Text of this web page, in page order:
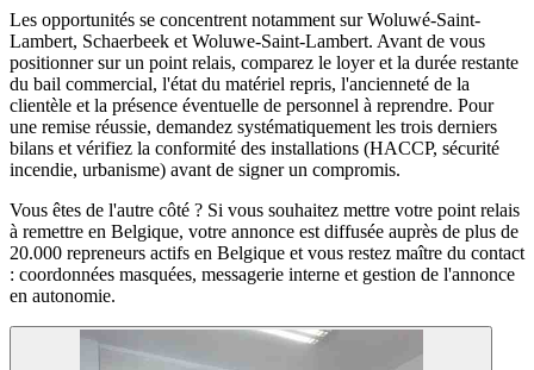
Les opportunités se concentrent notamment sur Woluwé-Saint-
Lambert, Schaerbeek et Woluwe-Saint-Lambert. Avant de vous
positionner sur un point relais, comparez le loyer et la durée restante
du bail commercial, l'état du matériel repris, l'ancienneté de la
clientèle et la présence éventuelle de personnel à reprendre. Pour
une remise réussie, demandez systématiquement les trois derniers
bilans et vérifiez la conformité des installations (HACCP, sécurité
incendie, urbanisme) avant de signer un compromis.
Vous êtes de l'autre côté ? Si vous souhaitez mettre votre point relais
à remettre en Belgique, votre annonce est diffusée auprès de plus de
20.000 repreneurs actifs en Belgique et vous restez maître du contact
: coordonnées masquées, messagerie interne et gestion de l'annonce
en autonomie.